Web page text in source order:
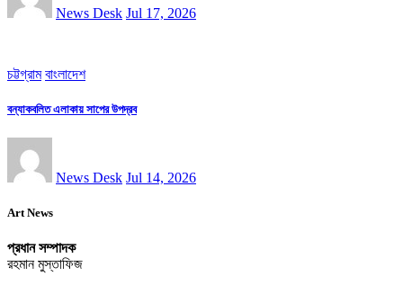
News Desk Jul 17, 2026
চট্টগ্রাম বাংলাদেশ
বন্যাকবলিত এলাকায় সাপের উপদ্রব
News Desk Jul 14, 2026
Art News
প্রধান সম্পাদক
রহমান মুস্তাফিজ